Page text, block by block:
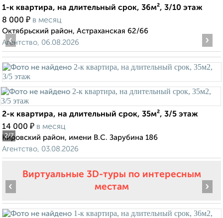
1-к квартира, на длительный срок, 36м², 3/10 этаж
8 000 ₽ в месяц
Октябрьский район, Астраханская 62/66
Агентство, 06.08.2026
2/7
‹ ›
2-к квартира, на длительный срок, 35м², 3/5 этаж
14 000 ₽ в месяц
Кировский район, имени В.С. Зарубина 186
Агентство, 03.08.2026
Виртуальные 3D-туры по интересным
местам
‹ ›